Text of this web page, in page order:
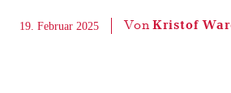
19. Februar 2025 VonKristof